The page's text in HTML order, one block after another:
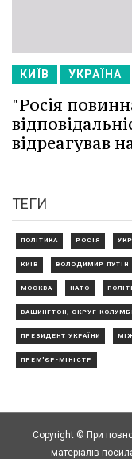
КИЇВ УКРАЇНА
"Росія
відреагував
ТЕГИ
ПОЛІТИКА РОСІЯ
КИЇВ ВОЛОДИМИР ПУТІН
МОСКВА НАТО
ВАШИНГТОН, ОКРУГ
ПРЕЗИДЕНТ УКРАЇНИ
ПРЕМ'ЄР-МІНІСТР
Copyright © При
матеріалів